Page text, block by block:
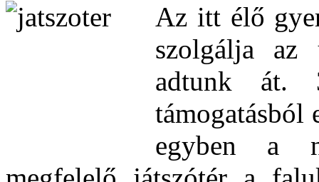
Az itt élő
szolgálja az
adtunk át.
támogatásból
egyben a